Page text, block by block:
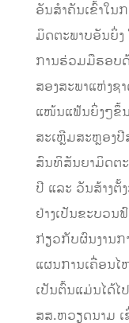
ອັນສໍາຄັນເຂົ້າໃນ
ມິດຕະພາບອັນຍິ່
ການຮ່ວມມືຮອບ
ສອງສະພາແຫ່ງ
ແໜ້ນແຟ້ນຍິ່ງໆຂຶ້
ສະເຫຼີມສະຫຼອງ
ສົນທິສັນຍາມິດຕ
ປີ ແລະ ວັນສ້າງ
ຢ່າງເປັນຂະບວນ
ກ່ຽວກັບຜົນງານກ
ແຜນການເຄື່ອນໄ
ເປັນຕົ້ນແມ່ນໄດ້
ສສ.ຫວຽດນາມ ເ